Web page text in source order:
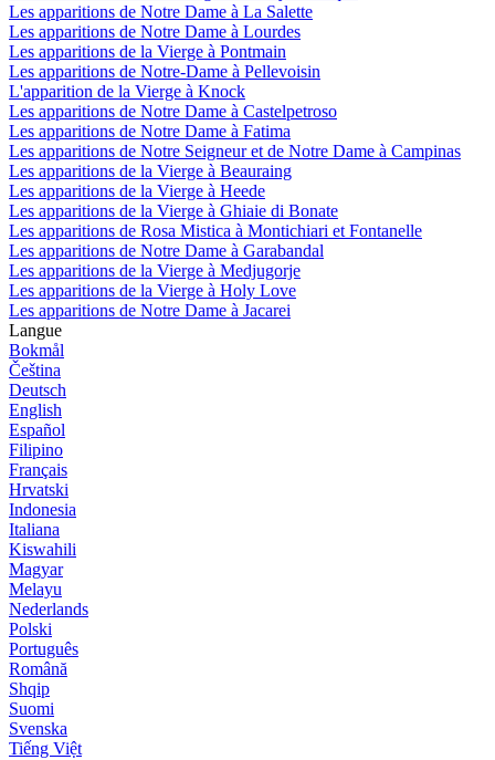
Les apparitions de Notre Dame à La Salette
Les apparitions de Notre Dame à Lourdes
Les apparitions de la Vierge à Pontmain
Les apparitions de Notre-Dame à Pellevoisin
L'apparition de la Vierge à Knock
Les apparitions de Notre Dame à Castelpetroso
Les apparitions de Notre Dame à Fatima
Les apparitions de Notre Seigneur et de Notre Dame à Campinas
Les apparitions de la Vierge à Beauraing
Les apparitions de la Vierge à Heede
Les apparitions de la Vierge à Ghiaie di Bonate
Les apparitions de Rosa Mistica à Montichiari et Fontanelle
Les apparitions de Notre Dame à Garabandal
Les apparitions de la Vierge à Medjugorje
Les apparitions de la Vierge à Holy Love
Les apparitions de Notre Dame à Jacarei
Langue
Bokmål
Čeština
Deutsch
English
Español
Filipino
Français
Hrvatski
Indonesia
Italiana
Kiswahili
Magyar
Melayu
Nederlands
Polski
Português
Română
Shqip
Suomi
Svenska
Tiếng Việt